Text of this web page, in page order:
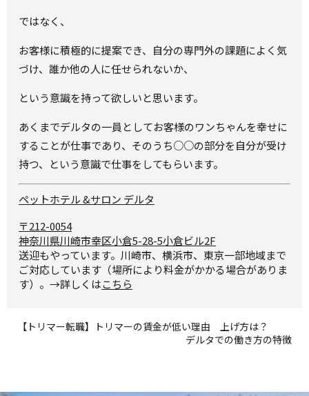
ではなく、
お客様に積極的に提案でき、自分の専門外の課題によく気
づけ、誰か他の人に任せられないか、
という意識を持って欲しいと思います。
あくまでデルタの一員としてお客様のワンちゃんを幸せに
することが仕事であり、そのうち○○の部分を自分が受け
持つ、という意識で仕事をしてもらいます。
ペットホテル &サロン デルタ
〒212-0054
神奈川県川崎市幸区小倉5-28-5小倉ビル2F
送迎もやっています。川崎市、横浜市、東京一部地域まで
ご対応しています（場所により料金がかかる場合がありま
す）。→詳しくはこちら
【トリマー転職】トリマーの賃金が低い理由 上げ方は？
デルタでの働き方の特徴